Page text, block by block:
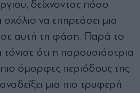
δείχνοντας πόσο
να επηρεάσει μια
αυτή τη φάση. Παρά το
τόνισε ότι η παρουσιάστρια
πιο όμορφες περιόδους της
μια πιο τρυφερή